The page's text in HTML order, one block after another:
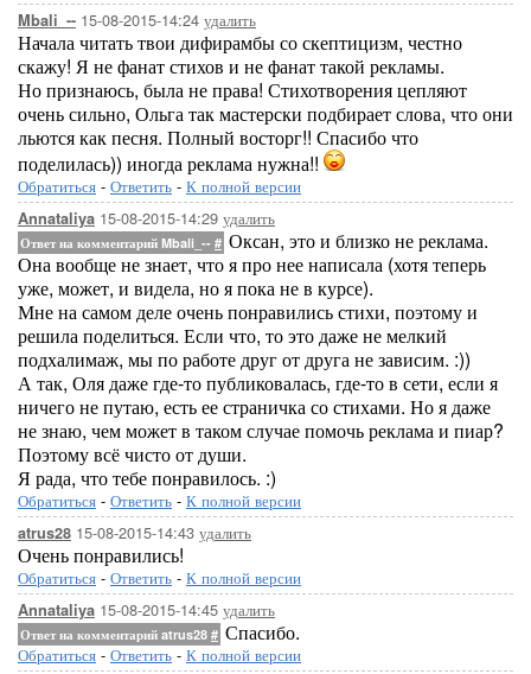
Mbali_-- 15-08-2015-14:24 удалить
Начала читать твои дифирамбы со скептицизм, честно
скажу! Я не фанат стихов и не фанат такой рекламы.
Но признаюсь, была не права! Стихотворения цепляют
очень сильно, Ольга так мастерски подбирает слова, что они
льются как песня. Полный восторг!! Спасибо что
поделилась)) иногда реклама нужна!!
Обратиться - Ответить - К полной версии
Annataliya 15-08-2015-14:29 удалить
Ответ на комментарий Mbali_-- # Оксан, это и близко не реклама.
Она вообще не знает, что я про нее написала (хотя теперь
уже, может, и видела, но я пока не в курсе).
Мне на самом деле очень понравились стихи, поэтому и
решила поделиться. Если что, то это даже не мелкий
подхалимаж, мы по работе друг от друга не зависим. :))
А так, Оля даже где-то публиковалась, где-то в сети, если я
ничего не путаю, есть ее страничка со стихами. Но я даже
не знаю, чем может в таком случае помочь реклама и пиар?
Поэтому всё чисто от души.
Я рада, что тебе понравилось. :)
Обратиться - Ответить - К полной версии
atrus28 15-08-2015-14:43 удалить
Очень понравились!
Обратиться - Ответить - К полной версии
Annataliya 15-08-2015-14:45 удалить
Ответ на комментарий atrus28 # Спасибо.
Обратиться - Ответить - К полной версии